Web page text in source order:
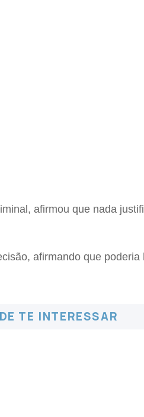
afirmou que nada
afirmando que
TE INTERESSAR